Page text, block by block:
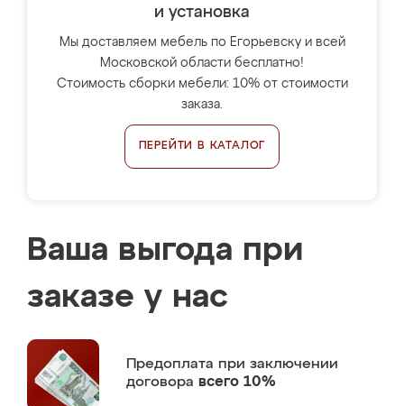
и установка
Мы доставляем мебель по Егорьевску и всей
Московской области бесплатно!
Стоимость сборки мебели: 10% от стоимости
заказа.
ПЕРЕЙТИ В КАТАЛОГ
Ваша выгода при
заказе у нас
Предоплата при заключении
договора всего 10%